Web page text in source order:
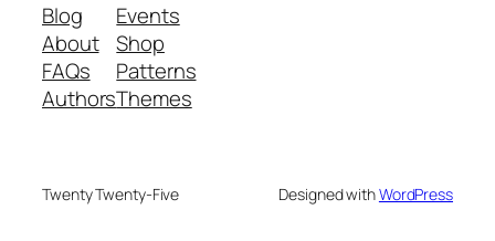
Blog
About
FAQs
Authors
Events
Shop
Patterns
Themes
Twenty Twenty-Five Designed withWordPress